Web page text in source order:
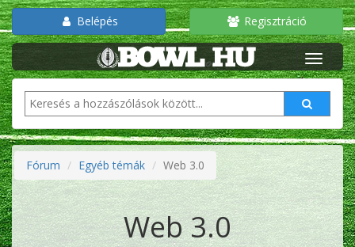
Belépés Regisztráció
Fórum Egyéb témák Web 3.0
Web 3.0